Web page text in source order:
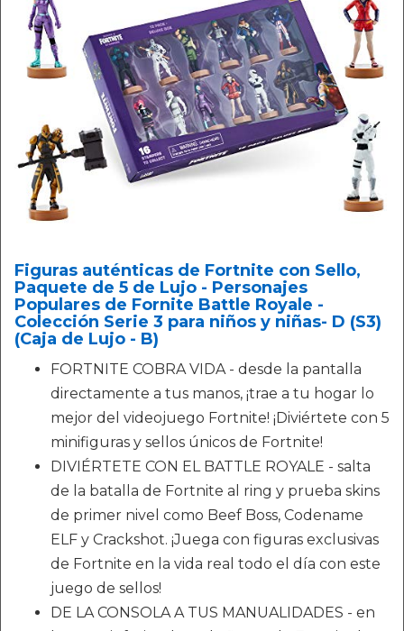
Figuras auténticas de Fortnite con Sello,
Paquete de 5 de Lujo - Personajes
Populares de Fornite Battle Royale -
Colección Serie 3 para niños y niñas- D (S3)
(Caja de Lujo - B)
FORTNITE COBRA VIDA - desde la pantalla
directamente a tus manos, ¡trae a tu hogar lo
mejor del videojuego Fortnite! ¡Diviértete con 5
minifiguras y sellos únicos de Fortnite!
DIVIÉRTETE CON EL BATTLE ROYALE - salta
de la batalla de Fortnite al ring y prueba skins
de primer nivel como Beef Boss, Codename
ELF y Crackshot. ¡Juega con figuras exclusivas
de Fortnite en la vida real todo el día con este
juego de sellos!
DE LA CONSOLA A TUS MANUALIDADES - en